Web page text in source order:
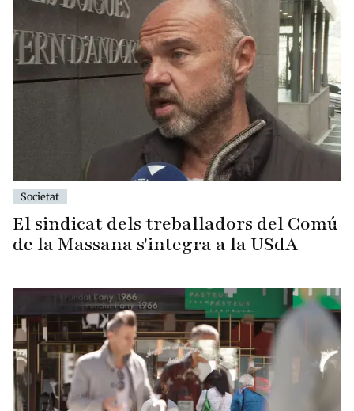
Societat
El sindicat dels treballadors del Comú
de la Massana s'integra a la USdA